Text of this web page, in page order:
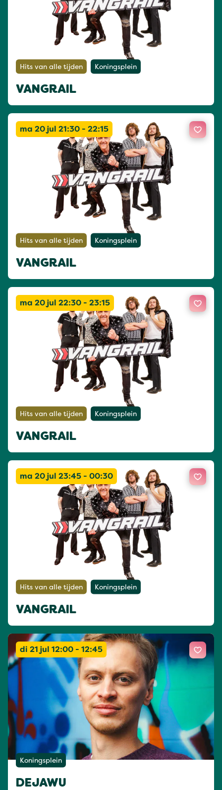
Hits van alle tijden Koningsplein
VANGRAIL
ma 20 jul 21:30 - 22:15
Hits van alle tijden Koningsplein
VANGRAIL
ma 20 jul 22:30 - 23:15
Hits van alle tijden Koningsplein
VANGRAIL
ma 20 jul 23:45 - 00:30
Hits van alle tijden Koningsplein
VANGRAIL
di 21 jul 12:00 - 12:45
Koningsplein
DEJAWU